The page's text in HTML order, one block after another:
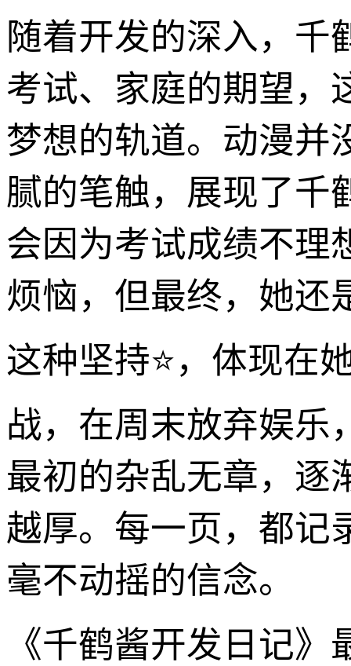
随着开发的深入，千
考试、家庭的期望，
梦想的轨道。动漫并
腻的笔触，展现了千
会因为考试成绩不理
烦恼，但最终，她还
这种坚持⭐，体现在
战，在周末放弃娱乐
最初的杂乱无章，逐
越厚。每一页，都记
毫不动摇的信念。
《千鹤酱开发日记